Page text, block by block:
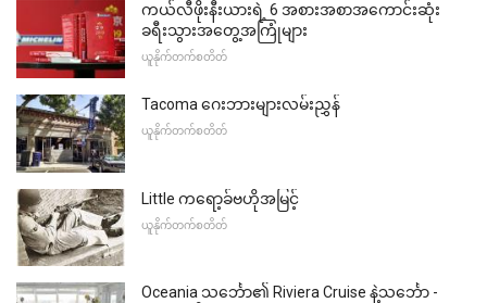
ကယ်လီဖိုးနီးယားရဲ့ 6 အစားအစာအကောင်းဆုံး
ခရီးသွားအတွေ့အကြုံများ
ယူနိုက်တက်စတိတ်
Tacoma ဂေးဘားများလမ်းညွှန်
ယူနိုက်တက်စတိတ်
Little ကရော့ခ်ဗဟိုအမြင့်
ယူနိုက်တက်စတိတ်
Oceania သင်္ဘော၏ Riviera Cruise နဲ့သင်္ဘော -